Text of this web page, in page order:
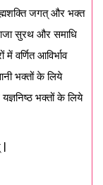
जगत् और भक्त
सुरथ और समाधि
वर्णित आविर्भाव
भक्तों के लिये
भक्तों के लिये
|